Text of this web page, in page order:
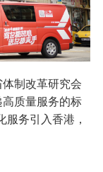
制改革研究会
质量服务的标
服务引入香港，